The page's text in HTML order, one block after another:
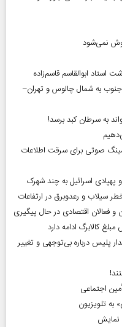
نمی‌شود
استاد ابوالقاسم قاسم‌زاده
به شمال چالوس و تهران–
به سرطان کبد برسد!
صوتی برای سرقت اطلاعات
اسرائیل به چند شهرک
و فعالان اقتصادی در حال پیگیری
کالابرگ ادامه دارد
پلیس درباره بی‌توجهی و تغییر
اجتماعی
به تلویزیون
نمایش